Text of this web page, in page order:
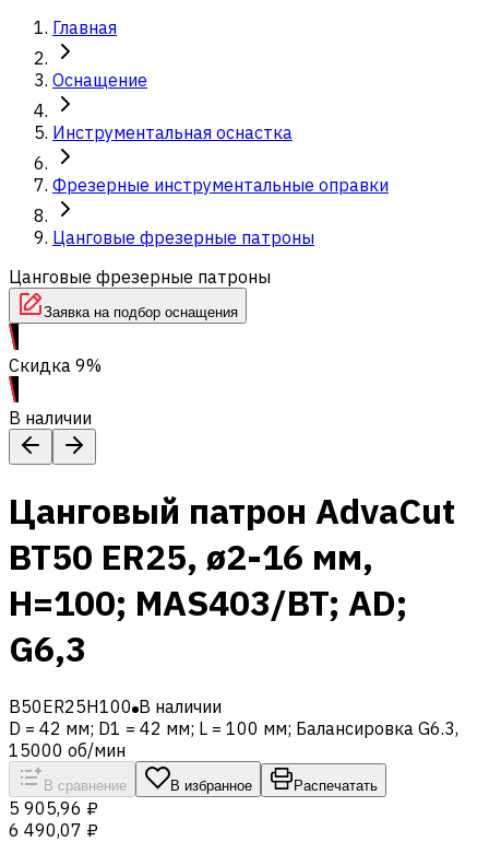
Главная
Оснащение
Инструментальная оснастка
Фрезерные инструментальные оправки
Цанговые фрезерные патроны
Цанговые фрезерные патроны
Заявка на подбор оснащения
Скидка 9%
В наличии
Цанговый патрон AdvaCut
BT50 ER25, ø2-16 мм,
H=100; MAS403/BT; AD;
G6,3
B50ER25H100 В наличии
D = 42 мм; D1 = 42 мм; L = 100 мм; Балансировка G6.3,
15000 об/мин
В сравнение В избранное Распечатать
5 905,96 ₽
6 490,07 ₽